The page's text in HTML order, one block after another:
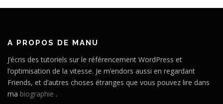
A PROPOS DE MANU
J’écris des tutoriels sur le référencement WordPress et
l’optimisation de la vitesse. Je m’endors aussi en regardant
Friends, et d’autres choses étranges que vous pouvez lire dans
ma biographie .